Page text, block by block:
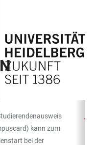
kann zum
bei der